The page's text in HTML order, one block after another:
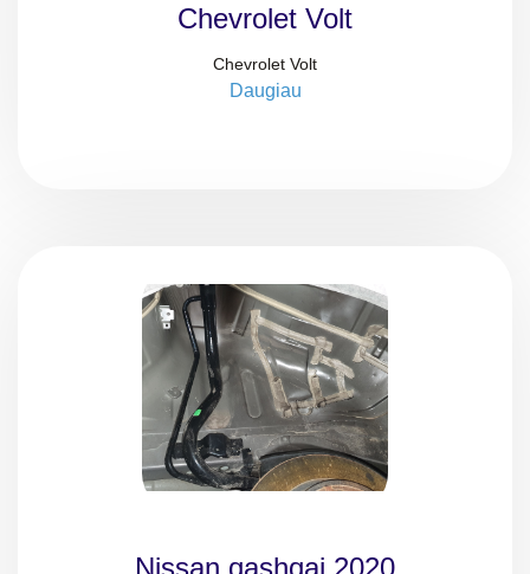
Chevrolet Volt
Chevrolet Volt
Daugiau
Nissan qashqai 2020